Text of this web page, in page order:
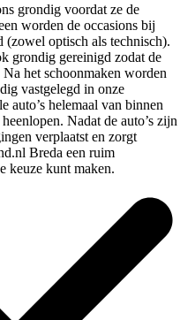
grondig voordat ze de
worden de occasions bij
(zowel optisch als technisch).
grondig gereinigd zodat de
het schoonmaken worden
vastgelegd in onze
auto’s helemaal van binnen
Nadat de auto’s zijn
verplaatst en zorgt
Breda een ruim
keuze kunt maken.